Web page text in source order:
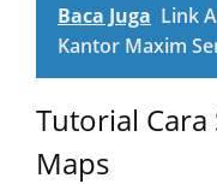
Baca Juga Link
Kantor Maxim
Tutorial Cara
Maps